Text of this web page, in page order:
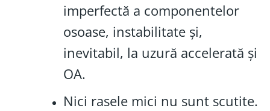
imperfectă a componentelor
osoase, instabilitate și,
inevitabil, la uzură accelerată și
OA.
Nici rasele mici nu sunt scutite.